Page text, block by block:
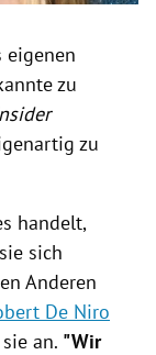
eigenen
zu
zu
handelt,
sich
Anderen
De Niro
an. "Wir